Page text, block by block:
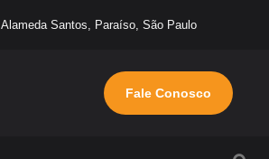
Alameda Santos, Paraíso, São Paulo
Fale Conosco